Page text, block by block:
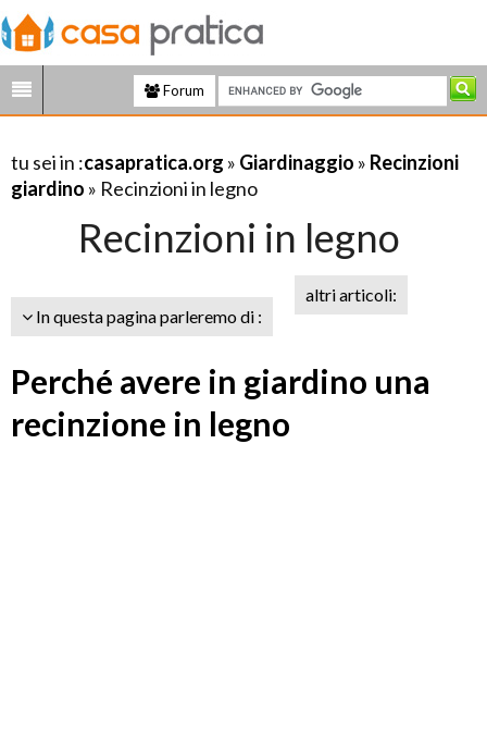
Forum
tu sei in :casapratica.org » Giardinaggio » Recinzioni
giardino » Recinzioni in legno
Recinzioni in legno
In questa pagina parleremo di :
altri articoli:
Perché avere in giardino una
recinzione in legno